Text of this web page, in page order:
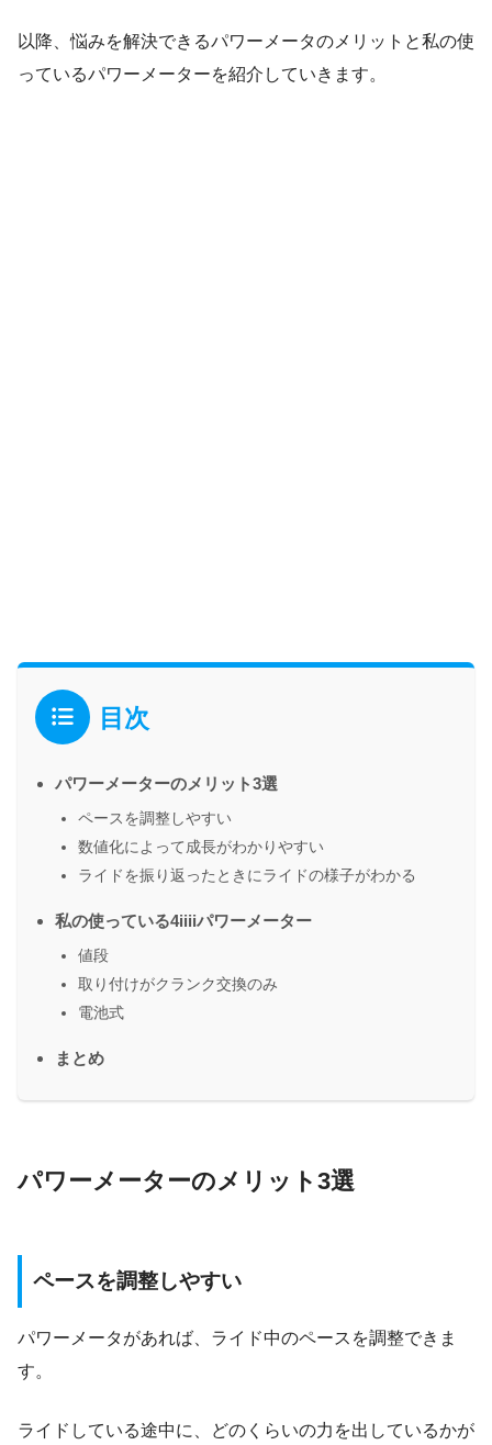
以降、悩みを解決できるパワーメータのメリットと私の使
っているパワーメーターを紹介していきます。
目次
パワーメーターのメリット3選
ペースを調整しやすい
数値化によって成長がわかりやすい
ライドを振り返ったときにライドの様子がわかる
私の使っている4iiiiパワーメーター
値段
取り付けがクランク交換のみ
電池式
まとめ
パワーメーターのメリット3選
ペースを調整しやすい
パワーメータがあれば、ライド中のペースを調整できま
す。
ライドしている途中に、どのくらいの力を出しているかが